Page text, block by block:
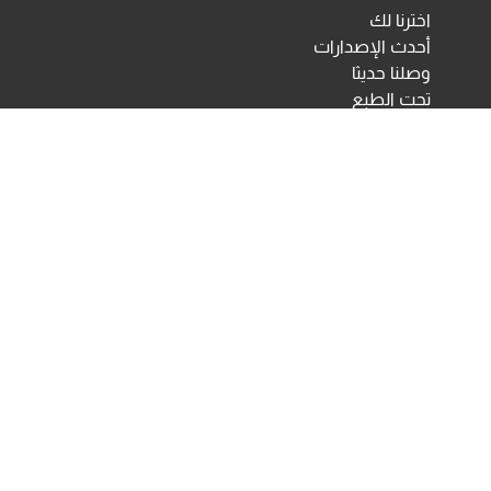
اخترنا لك
أحدث الإصدارات
وصلنا حديثا
تحت الطبع